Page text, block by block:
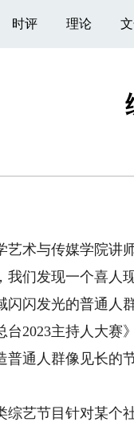
时评 理论
术与传媒学院讲师
们发现一个喜人
闪发光的普通人
2023主持人大赛
普通人群像见长的
艺节目针对某个